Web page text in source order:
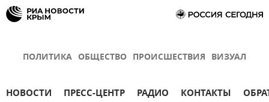
ПОЛИТИКА ОБЩЕСТВО ПРОИСШЕСТВИЯ ВИЗУАЛ
НОВОСТИ ПРЕСС-ЦЕНТР РАДИО КОНТАКТЫ